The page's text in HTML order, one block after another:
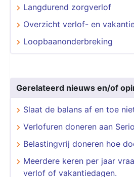
Langdurend zorgverlof
Overzicht verlof- en
Loopbaanonderbreking
Gerelateerd nieuws en/of
Slaat de balans af en toe
Verlofuren doneren aan
Belastingvrij doneren hoe
Meerdere keren per jaar
verlof of vakantiedagen.